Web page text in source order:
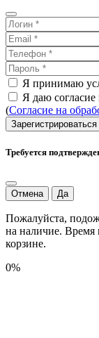
Я принимаю
Я даю
(Согласие на
Зарегистрироваться
Требуется
Отмена Да
Пожалуйста,
на наличие. Время
корзине.
0%